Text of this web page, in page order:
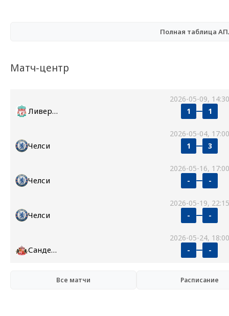
Полная таблица
Матч-центр
2026-05-09, 14:30
Ливерпуль 1 1
2026-05-04, 17:00
Челси 1 3
2026-05-16, 17:00
Челси - -
2026-05-19, 22:15
Челси - -
2026-05-24, 18:00
Сандерленд - -
Все матчи Расписание